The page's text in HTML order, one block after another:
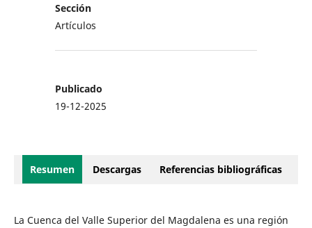
Sección
Artículos
Publicado
19-12-2025
Resumen Descargas Referencias bibliográficas
La Cuenca del Valle Superior del Magdalena es una región